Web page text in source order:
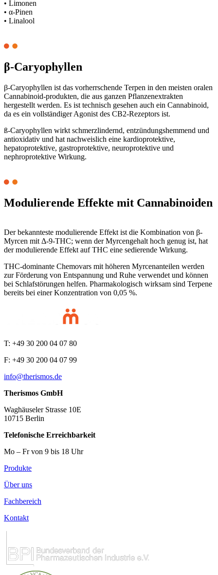
• Limonen
• α-Pinen
• Linalool
β-Caryophyllen
β-Caryophyllen ist das vorherrschende Terpen in den meisten oralen
Cannabinoid-produkten, die aus ganzen Pflanzenextrakten
hergestellt werden. Es ist technisch gesehen auch ein Cannabinoid,
da es ein vollständiger Agonist des CB2-Rezeptors ist.
ß-Caryophyllen wirkt schmerzlindernd, entzündungshemmend und
antioxidativ und hat nachweislich eine kardioprotektive,
hepatoprotektive, gastroprotektive, neuroprotektive und
nephroprotektive Wirkung.
Modulierende Effekte mit Cannabinoiden
Der bekannteste modulierende Effekt ist die Kombination von β-
Myrcen mit Δ-9-THC; wenn der Myrcengehalt hoch genug ist, hat
der modulierende Effekt auf THC eine sedierende Wirkung.
THC-dominante Chemovars mit höheren Myrcenanteilen werden
zur Förderung von Entspannung und Ruhe verwendet und können
bei Schlafstörungen helfen. Pharmakologisch wirksam sind Terpene
bereits bei einer Konzentration von 0,05 %.
T: +49 30 200 04 07 80
F: +49 30 200 04 07 99
info@therismos.de
Therismos GmbH
Waghäuseler Strasse 10E
10715 Berlin
Telefonische Erreichbarkeit
Mo – Fr von 9 bis 18 Uhr
Produkte
Über uns
Fachbereich
Kontakt